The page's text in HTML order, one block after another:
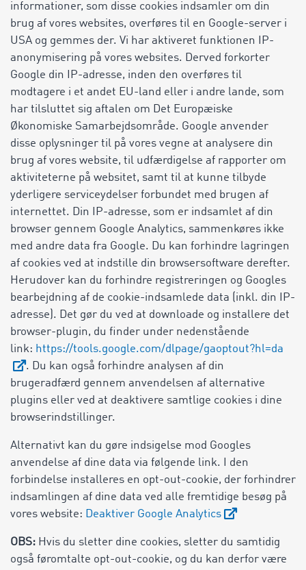
informationer, som disse cookies indsamler om din
brug af vores websites, overføres til en Google-server i
USA og gemmes der. Vi har aktiveret funktionen IP-
anonymisering på vores websites. Derved forkorter
Google din IP-adresse, inden den overføres til
modtagere i et andet EU-land eller i andre lande, som
har tilsluttet sig aftalen om Det Europæiske
Økonomiske Samarbejdsområde. Google anvender
disse oplysninger til på vores vegne at analysere din
brug af vores website, til udfærdigelse af rapporter om
aktiviteterne på websitet, samt til at kunne tilbyde
yderligere serviceydelser forbundet med brugen af
internettet. Din IP-adresse, som er indsamlet af din
browser gennem Google Analytics, sammenkøres ikke
med andre data fra Google. Du kan forhindre lagringen
af cookies ved at indstille din browsersoftware derefter.
Herudover kan du forhindre registreringen og Googles
bearbejdning af de cookie-indsamlede data (inkl. din IP-
adresse). Det gør du ved at downloade og installere det
browser-plugin, du finder under nedenstående
link: https://tools.google.com/dlpage/gaoptout?hl=da
. Du kan også forhindre analysen af din
brugeradfærd gennem anvendelsen af alternative
plugins eller ved at deaktivere samtlige cookies i dine
browserindstillinger.
Alternativt kan du gøre indsigelse mod Googles
anvendelse af dine data via følgende link. I den
forbindelse installeres en opt-out-cookie, der forhindrer
indsamlingen af dine data ved alle fremtidige besøg på
vores website: Deaktiver Google Analytics
OBS: Hvis du sletter dine cookies, sletter du samtidig
også føromtalte opt-out-cookie, og du kan derfor være